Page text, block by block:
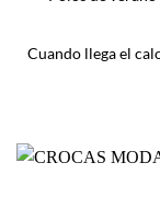
Cuando llega el